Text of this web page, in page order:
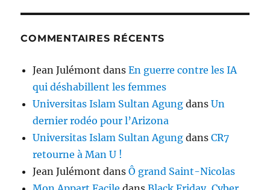
COMMENTAIRES RÉCENTS
Jean Julémont dansEn guerre contre les IA
qui déshabillent les femmes
Universitas Islam Sultan Agung dansUn
dernier rodéo pour l’Arizona
Universitas Islam Sultan Agung dansCR7
retourne à Man U !
Jean Julémont dansÔ grand Saint-Nicolas